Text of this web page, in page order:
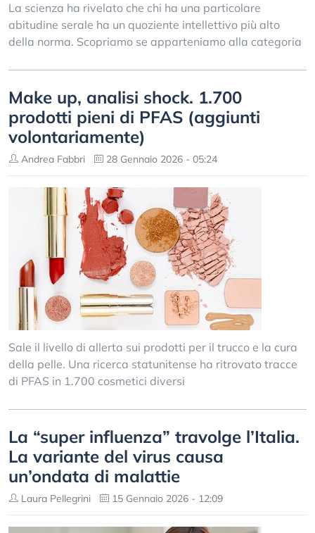
La scienza ha rivelato che chi ha una particolare
abitudine serale ha un quoziente intellettivo più alto
della norma. Scopriamo se apparteniamo alla categoria
Make up, analisi shock. 1.700
prodotti pieni di PFAS (aggiunti
volontariamente)
Andrea Fabbri 28 Gennaio 2026 - 05:24
Sale il livello di allerta sui prodotti per il trucco e la cura
della pelle. Una ricerca statunitense ha ritrovato tracce
di PFAS in 1.700 cosmetici diversi
La “super influenza” travolge l’Italia.
La variante del virus causa
un’ondata di malattie
Laura Pellegrini 15 Gennaio 2026 - 12:09